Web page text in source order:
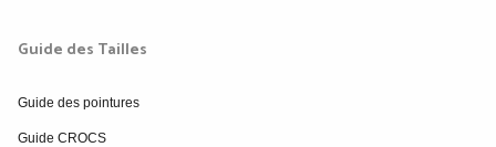
Guide des Tailles
Guide des pointures
Guide CROCS